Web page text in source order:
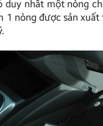
duy nhất một nòng
1 nòng được sản